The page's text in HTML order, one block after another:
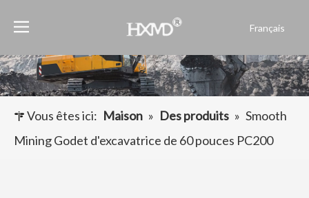
Français
العربية
Pусский
Vous êtes ici: Maison » Des produits » Smooth
Mining Godet d'excavatrice de 60 pouces PC200